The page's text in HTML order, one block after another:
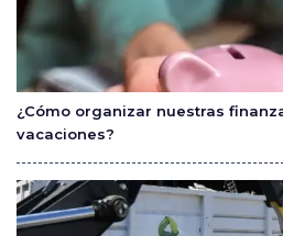
¿Cómo organizar nuestras
vacaciones?